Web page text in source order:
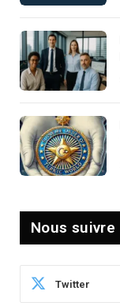
Nous suivre
Twitter